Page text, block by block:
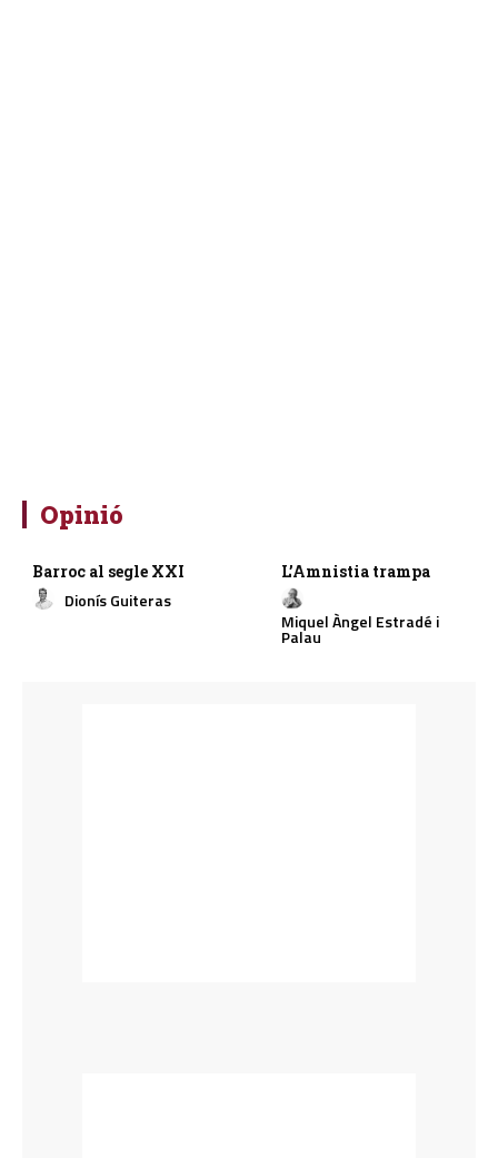
Opinió
Barroc al segle XXI
Dionís Guiteras
L’Amnistia trampa
Miquel Àngel Estradé i
Palau